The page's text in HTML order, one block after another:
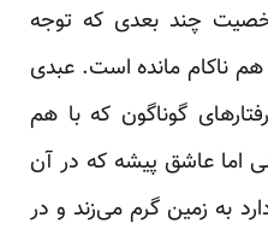
چند بعدی که توجه
ناکام مانده است. عبدی
گوناگون که با هم
عاشق پیشه که در آن
به زمین گرم می‌زند و در